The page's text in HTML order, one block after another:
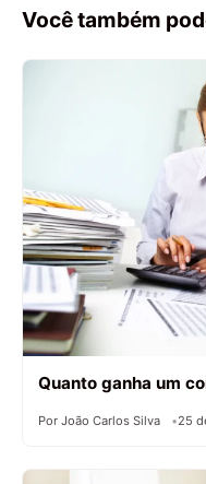
Você também
Quanto ganha um
Por João Carlos Silva 25